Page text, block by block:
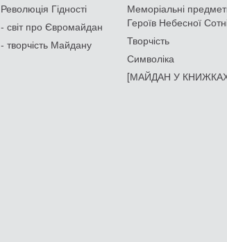
Революція Гідності
- світ про Євромайдан
- творчість Майдану
Меморіальні
Героїв Небесної
Творчість
Символіка
[МАЙДАН У